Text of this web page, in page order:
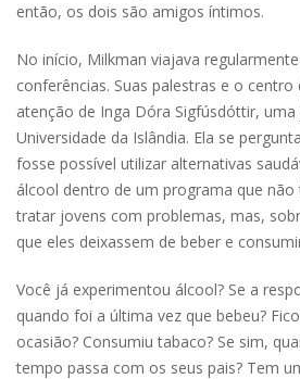
então, os dois são amigos íntimos.
No início, Milkman viajava
conferências. Suas palestras e o
atenção de Inga Dóra Sigfúsdóttir,
Universidade da Islândia. Ela se
fosse possível utilizar alternativas
álcool dentro de um programa que
tratar jovens com problemas, mas,
que eles deixassem de beber e
Você já experimentou álcool? Se a
quando foi a última vez que bebeu?
ocasião? Consumiu tabaco? Se sim,
tempo passa com os seus pais? Tem